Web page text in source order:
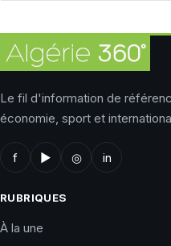
Le fil d'information de
économie, sport et
f ▶ ◎ in
RUBRIQUES
À la une